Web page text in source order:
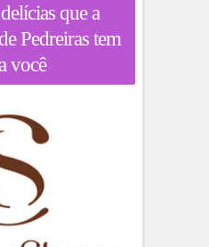
que a
Pedreiras tem
você